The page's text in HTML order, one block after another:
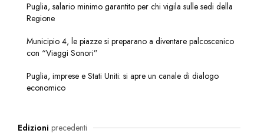
Puglia, salario minimo garantito per chi vigila sulle sedi della
Regione
Municipio 4, le piazze si preparano a diventare palcoscenico
con “Viaggi Sonori”
Puglia, imprese e Stati Uniti: si apre un canale di dialogo
economico
Edizioni precedenti